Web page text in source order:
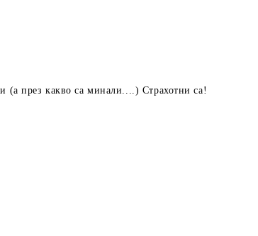
(а през какво са минали....) Страхотни са!